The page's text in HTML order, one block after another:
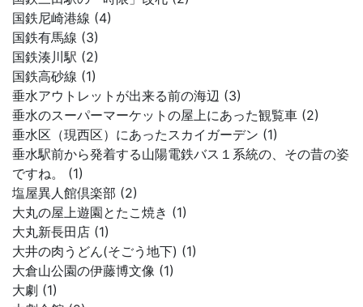
国鉄尼崎港線 (4)
国鉄有馬線 (3)
国鉄湊川駅 (2)
国鉄高砂線 (1)
垂水アウトレットが出来る前の海辺 (3)
垂水のスーパーマーケットの屋上にあった観覧車 (2)
垂水区（現西区）にあったスカイガーデン (1)
垂水駅前から発着する山陽電鉄バス１系統の、その昔の姿
ですね。 (1)
塩屋異人館倶楽部 (2)
大丸の屋上遊園とたこ焼き (1)
大丸新長田店 (1)
大井の肉うどん(そごう地下) (1)
大倉山公園の伊藤博文像 (1)
大劇 (1)